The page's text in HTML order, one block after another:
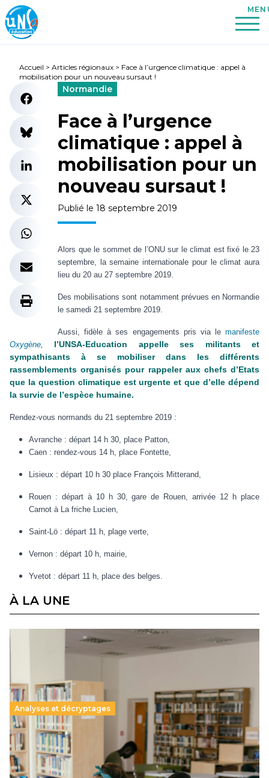
Accueil > Articles régionaux > Face à l’urgence climatique : appel à
mobilisation pour un nouveau sursaut !
Normandie
Face à l’urgence
climatique : appel à
mobilisation pour un
nouveau sursaut !
Publié le 18 septembre 2019
Alors que le sommet de l’ONU sur le climat est fixé le 23
septembre, la semaine internationale pour le climat aura
lieu du 20 au 27 septembre 2019.
Des mobilisations sont notamment prévues en Normandie
le samedi 21 septembre 2019.
Aussi, fidèle à ses engagements pris via le manifeste
Oxygène, l’UNSA-Education appelle ses militants et
sympathisants à se mobiliser dans les différents
rassemblements organisés pour rappeler aux chefs d’Etats
que la question climatique est urgente et que d’elle dépend
la survie de l’espèce humaine.
Rendez-vous normands du 21 septembre 2019 :
Avranche : départ 14 h 30, place Patton,
Caen : rendez-vous 14 h, place Fontette,
Lisieux : départ 10 h 30 place François Mitterand,
Rouen : départ à 10 h 30, gare de Rouen, arrivée 12 h place
Carnot à La friche Lucien,
Saint-Lö : départ 11 h, plage verte,
Vernon : départ 10 h, mairie,
Yvetot : départ 11 h, place des belges.
À LA UNE
Analyses et décryptages
Supérieur privé : une dérive qui met à mal la
promesse républicaine
11 juillet 2026-